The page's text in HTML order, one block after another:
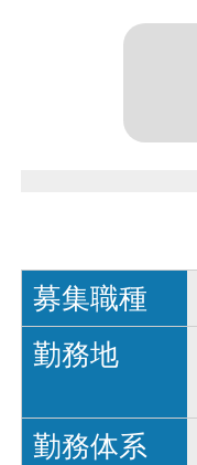
募集職種
勤務地
勤務体系